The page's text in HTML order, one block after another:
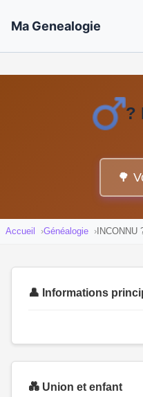
Ma Genealogie
?
🌳
Accueil Généalogie INCONNU
👤 Informations
💑 Union et enfant